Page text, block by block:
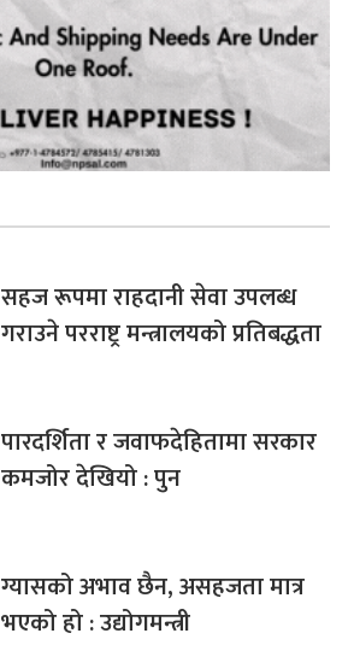
सहज रूपमा राहदानी सेवा उपलब्ध
गराउने परराष्ट्र मन्त्रालयको प्रतिबद्धता
पारदर्शिता र जवाफदेहितामा सरकार
कमजोर देखियो : पुन
ग्यासको अभाव छैन, असहजता मात्र
भएको हो : उद्योगमन्त्री